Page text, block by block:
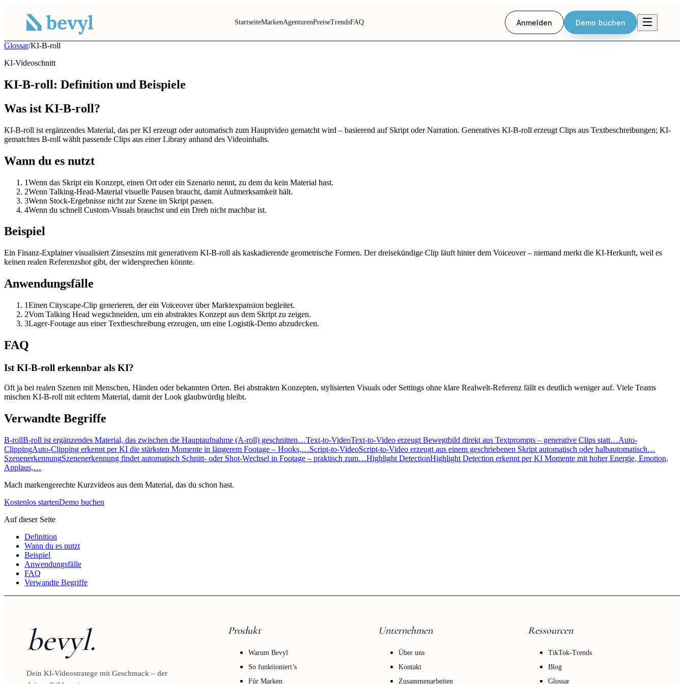
StartseiteMarkenAgenturenPreiseTrendsFAQ Anmelden Demo buchen
Glossar/KI-B-roll
KI-Videoschnitt
KI-B-roll: Definition und Beispiele
Was ist KI-B-roll?
KI-B-roll ist ergänzendes Material, das per KI erzeugt oder automatisch zum Hauptvideo gematcht wird – basierend auf Skript oder Narration. Generatives KI-B-roll erzeugt Clips aus Textbeschreibungen; KI-
gematchtes B-roll wählt passende Clips aus einer Library anhand des Videoinhalts.
Wann du es nutzt
1Wenn das Skript ein Konzept, einen Ort oder ein Szenario nennt, zu dem du kein Material hast.
2Wenn Talking-Head-Material visuelle Pausen braucht, damit Aufmerksamkeit hält.
3Wenn Stock-Ergebnisse nicht zur Szene im Skript passen.
4Wenn du schnell Custom-Visuals brauchst und ein Dreh nicht machbar ist.
Beispiel
Ein Finanz-Explainer visualisiert Zinseszins mit generativem KI-B-roll als kaskadierende geometrische Formen. Der dreisekündige Clip läuft hinter dem Voiceover – niemand merkt die KI-Herkunft, weil es
keinen realen Referenzshot gibt, der widersprechen könnte.
Anwendungsfälle
1Einen Cityscape-Clip generieren, der ein Voiceover über Marktexpansion begleitet.
2Vom Talking Head wegschneiden, um ein abstraktes Konzept aus dem Skript zu zeigen.
3Lager-Footage aus einer Textbeschreibung erzeugen, um eine Logistik-Demo abzudecken.
FAQ
Ist KI-B-roll erkennbar als KI?
Oft ja bei realen Szenen mit Menschen, Händen oder bekannten Orten. Bei abstrakten Konzepten, stylisierten Visuals oder Settings ohne klare Realwelt-Referenz fällt es deutlich weniger auf. Viele Teams
mischen KI-B-roll mit echtem Material, damit der Look glaubwürdig bleibt.
Verwandte Begriffe
B-rollB-roll ist ergänzendes Material, das zwischen die Hauptaufnahme (A-roll) geschnitten…Text-to-VideoText-to-Video erzeugt Bewegtbild direkt aus Textprompts – generative Clips statt…Auto-
ClippingAuto-Clipping erkennt per KI die stärksten Momente in längerem Footage – Hooks,…Script-to-VideoScript-to-Video erzeugt aus einem geschriebenen Skript automatisch oder halbautomatisch…
SzenenerkennungSzenenerkennung findet automatisch Schnitt- oder Shot-Wechsel in Footage – praktisch zum…Highlight DetectionHighlight Detection erkennt per KI Momente mit hoher Energie, Emotion,
Applaus,…
Mach markengerechte Kurzvideos aus dem Material, das du schon hast.
Kostenlos startenDemo buchen
Auf dieser Seite
Definition
Wann du es nutzt
Beispiel
Anwendungsfälle
FAQ
Verwandte Begriffe
bevyl.
Dein KI-Videostratege mit Geschmack – der
Produkt
Warum Bevyl
So funktioniert’s
Für Marken
Unternehmen
Über uns
Kontakt
Zusammenarbeiten
Ressourcen
TikTok-Trends
Blog
Glossar